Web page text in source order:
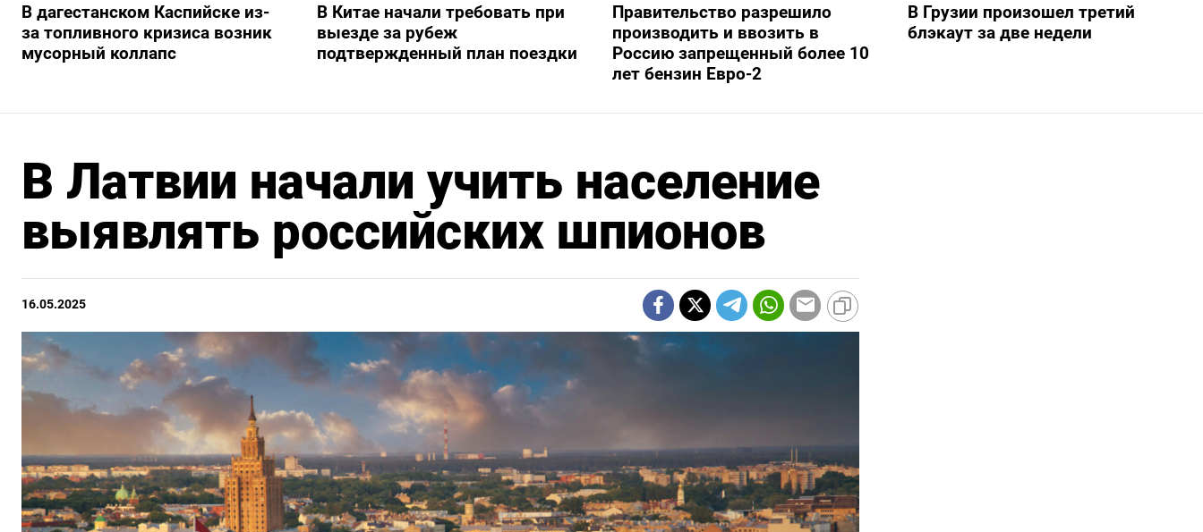
В дагестанском Каспийске из-
за топливного кризиса возник
мусорный коллапс
В Китае начали требовать при
выезде за рубеж
подтвержденный план поездки
Правительство разрешило
производить и ввозить в
Россию запрещенный более 10
лет бензин Евро-2
В Грузии произошел третий
блэкаут за две недели
В Латвии начали учить население
выявлять российских шпионов
16.05.2025